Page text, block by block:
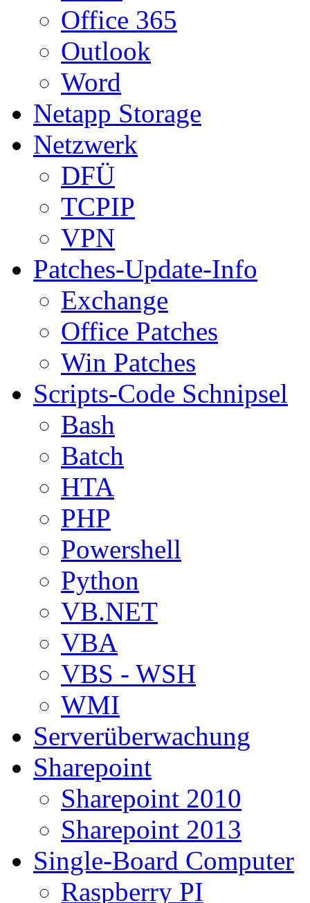
Office 365
Outlook
Word
Netapp Storage
Netzwerk
DFÜ
TCPIP
VPN
Patches-Update-Info
Exchange
Office Patches
Win Patches
Scripts-Code Schnipsel
Bash
Batch
HTA
PHP
Powershell
Python
VB.NET
VBA
VBS - WSH
WMI
Serverüberwachung
Sharepoint
Sharepoint 2010
Sharepoint 2013
Single-Board Computer
Raspberry PI